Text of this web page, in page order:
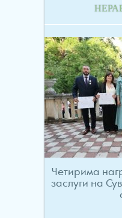
Четирима
заслуги на